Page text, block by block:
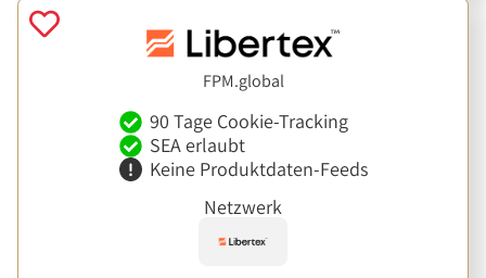
FPM.global
90 Tage Cookie-Tracking
SEA erlaubt
Keine Produktdaten-Feeds
Netzwerk